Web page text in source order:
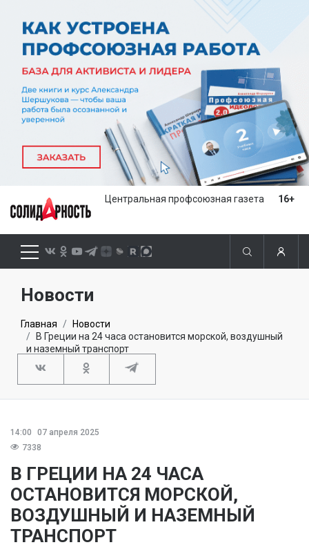
Центральная профсоюзная газета 16+
Новости
Главная
Новости
В Греции на 24 часа остановится морской, воздушный
и наземный транспорт
14:00
07 апреля 2025
7338
В ГРЕЦИИ НА 24 ЧАСА
ОСТАНОВИТСЯ МОРСКОЙ,
ВОЗДУШНЫЙ И НАЗЕМНЫЙ
ТРАНСПОРТ